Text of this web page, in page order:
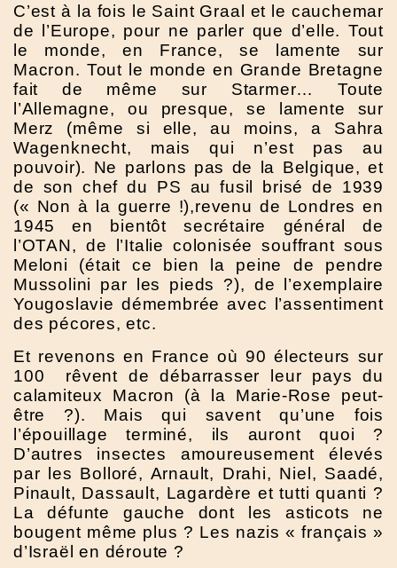
C’est à la fois le Saint Graal et le cauchemar
de l’Europe, pour ne parler que d’elle. Tout
le monde, en France, se lamente sur
Macron. Tout le monde en Grande Bretagne
fait de même sur Starmer… Toute
l’Allemagne, ou presque, se lamente sur
Merz (même si elle, au moins, a Sahra
Wagenknecht, mais qui n’est pas au
pouvoir). Ne parlons pas de la Belgique, et
de son chef du PS au fusil brisé de 1939
(« Non à la guerre !),revenu de Londres en
1945 en bientôt secrétaire général de
l’OTAN, de l’Italie colonisée souffrant sous
Meloni (était ce bien la peine de pendre
Mussolini par les pieds ?), de l’exemplaire
Yougoslavie démembrée avec l’assentiment
des pécores, etc.
Et revenons en France où 90 électeurs sur
100 rêvent de débarrasser leur pays du
calamiteux Macron (à la Marie-Rose peut-
être ?). Mais qui savent qu’une fois
l’épouillage terminé, ils auront quoi ?
D’autres insectes amoureusement élevés
par les Bolloré, Arnault, Drahi, Niel, Saadé,
Pinault, Dassault, Lagardère et tutti quanti ?
La défunte gauche dont les asticots ne
bougent même plus ? Les nazis « français »
d’Israël en déroute ?